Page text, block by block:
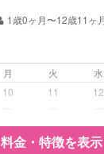
子育て経験
対応可否は個
なし
1歳0ヶ月〜12歳11ヶ
月 火 水
10 11 12
料金・特徴を表示